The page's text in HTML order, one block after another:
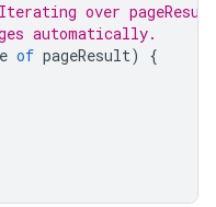
over
automatically.
of pageResult)
{